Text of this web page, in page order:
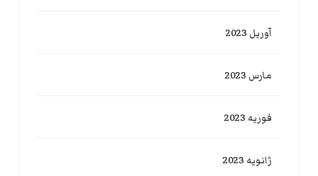
آوریل 2023
مارس 2023
فوریه 2023
ژانویه 2023